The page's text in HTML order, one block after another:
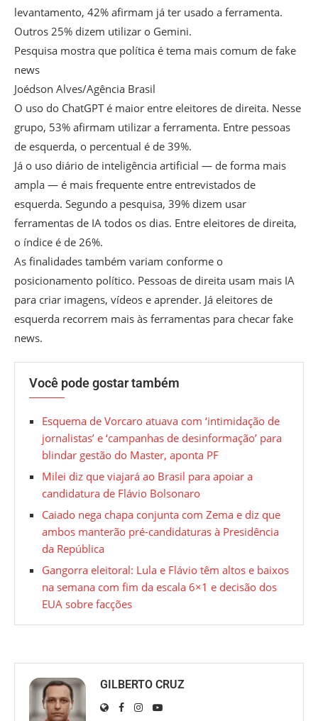
levantamento, 42% afirmam já ter usado a ferramenta.
Outros 25% dizem utilizar o Gemini.
Pesquisa mostra que política é tema mais comum de fake
news
Joédson Alves/Agência Brasil
O uso do ChatGPT é maior entre eleitores de direita. Nesse
grupo, 53% afirmam utilizar a ferramenta. Entre pessoas
de esquerda, o percentual é de 39%.
Já o uso diário de inteligência artificial — de forma mais
ampla — é mais frequente entre entrevistados de
esquerda. Segundo a pesquisa, 39% dizem usar
ferramentas de IA todos os dias. Entre eleitores de direita,
o índice é de 26%.
As finalidades também variam conforme o
posicionamento político. Pessoas de direita usam mais IA
para criar imagens, vídeos e aprender. Já eleitores de
esquerda recorrem mais às ferramentas para checar fake
news.
Você pode gostar também
Esquema de Vorcaro atuava com ‘intimidação de
jornalistas’ e ‘campanhas de desinformação’ para
blindar gestão do Master, aponta PF
Milei diz que viajará ao Brasil para apoiar a
candidatura de Flávio Bolsonaro
Caiado nega chapa conjunta com Zema e diz que
ambos manterão pré-candidaturas à Presidência
da República
Gangorra eleitoral: Lula e Flávio têm altos e baixos
na semana com fim da escala 6×1 e decisão dos
EUA sobre facções
GILBERTO CRUZ